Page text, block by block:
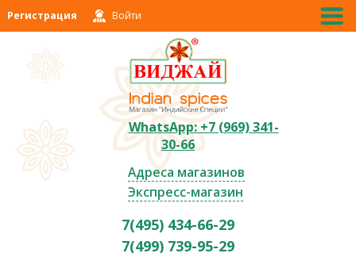
Регистрация Войти
WhatsApp: +7 (969) 341-
30-66
Адреса магазинов
Экспресс-магазин
7(495) 434-66-29
7(499) 739-95-29